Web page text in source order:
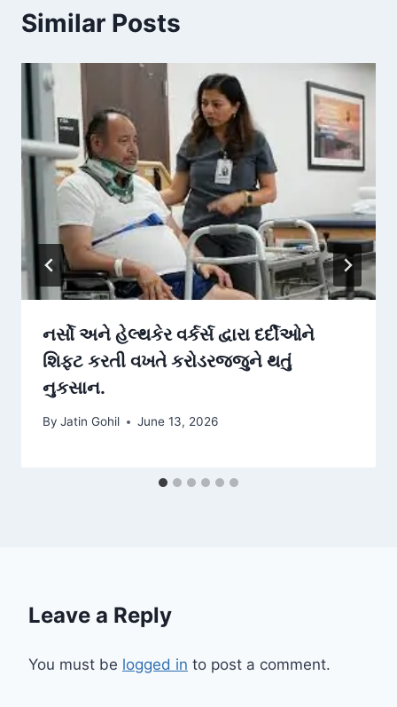
Similar Posts
નર્સો અને હેલ્થકેર વર્કર્સ દ્વારા દર્દીઓને
શિફ્ટ કરતી વખતે કરોડરજ્જુને થતું
નુકસાન.
By Jatin Gohil June 13, 2026
Leave a Reply
You must be logged in to post a comment.